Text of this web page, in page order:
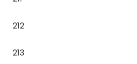
212
213